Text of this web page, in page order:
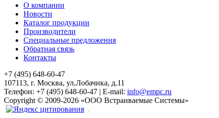
О компании
Новости
Каталог продукции
Производители
Специальные предложения
Обратная связь
Контакты
+7 (495) 648-60-47
107113, г. Москва, ул.Лобачика, д.11
Телефон: +7 (495) 648-60-47 | E-mail: info@empc.ru
Copyright © 2009-2026 «ООО Встраиваемые Системы»